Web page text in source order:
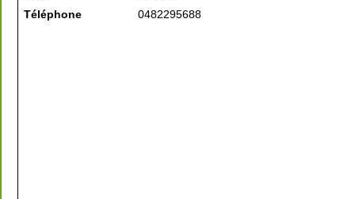
Téléphone
0482295688